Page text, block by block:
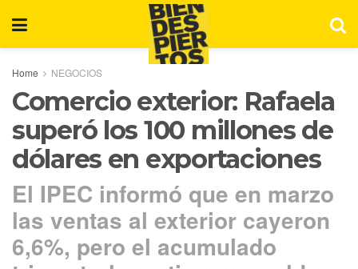
Home NEGOCIOS
Comercio exterior: Rafaela
superó los 100 millones de
dólares en exportaciones
El IPEC informó que en marzo
las ventas al exterior cayeron
6,6%, pero el acumulado